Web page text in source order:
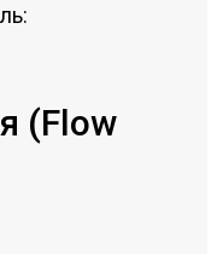
(Flow